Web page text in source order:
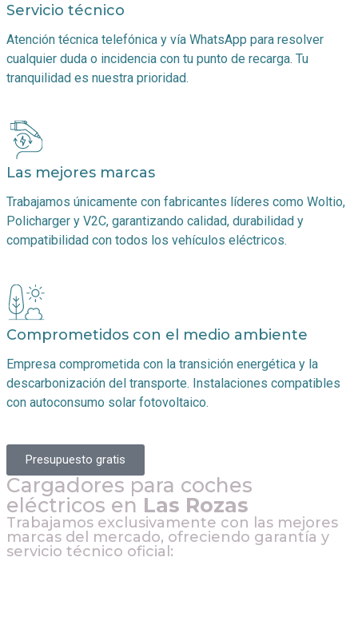
Servicio técnico
Atención técnica telefónica y vía WhatsApp para resolver
cualquier duda o incidencia con tu punto de recarga. Tu
tranquilidad es nuestra prioridad.
Las mejores marcas
Trabajamos únicamente con fabricantes líderes como Woltio,
Policharger y V2C, garantizando calidad, durabilidad y
compatibilidad con todos los vehículos eléctricos.
Comprometidos con el medio ambiente
Empresa comprometida con la transición energética y la
descarbonización del transporte. Instalaciones compatibles
con autoconsumo solar fotovoltaico.
Presupuesto gratis
Cargadores para coches
eléctricos en Las Rozas
Trabajamos exclusivamente con las mejores
marcas del mercado, ofreciendo garantía y
servicio técnico oficial: